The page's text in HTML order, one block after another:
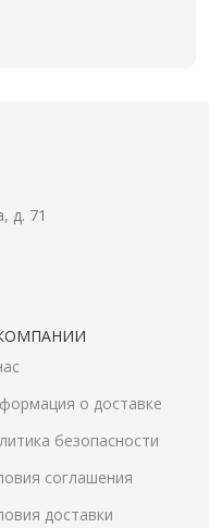
д. 71
о доставке
безопасности
соглашения
доставки